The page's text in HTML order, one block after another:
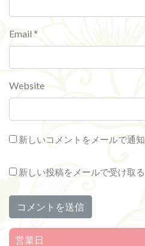
Email *
Website
新しいコメントをメールで通知
新しい投稿をメールで受け取る
営業日